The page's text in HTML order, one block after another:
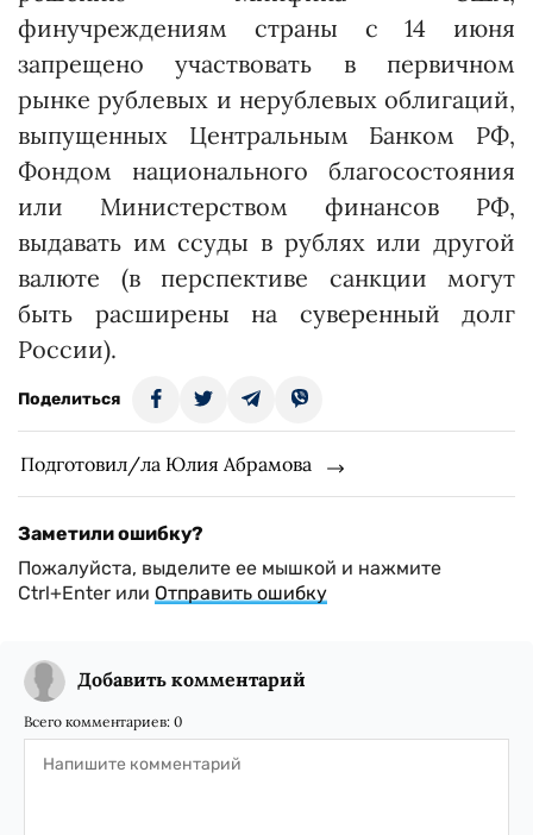
финучреждениям страны с 14 июня
запрещено участвовать в первичном
рынке рублевых и нерублевых облигаций,
выпущенных Центральным Банком РФ,
Фондом национального благосостояния
или Министерством финансов РФ,
выдавать им ссуды в рублях или другой
валюте (в перспективе санкции могут
быть расширены на суверенный долг
России).
Поделиться
Подготовил/ла Юлия Абрамова
Заметили ошибку?
Пожалуйста, выделите ее мышкой и нажмите
Ctrl+Enter или Отправить ошибку
Добавить комментарий
Всего комментариев: 0